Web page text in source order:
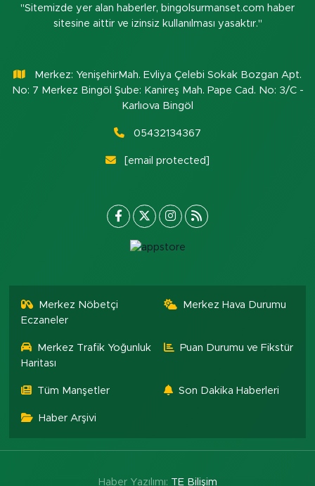
"Sitemizde yer alan haberler, bingolsurmanset.com haber
sitesine aittir ve izinsiz kullanılması yasaktır."
Merkez: YenişehirMah. Evliya Çelebi Sokak Bozgan Apt.
No: 7 Merkez Bingöl Şube: Kanireş Mah. Pape Cad. No: 3/C -
Karlıova Bingöl
05432134367
[email protected]
Merkez Nöbetçi
Eczaneler
Merkez Hava Durumu
Merkez Trafik Yoğunluk
Haritası
Puan Durumu ve Fikstür
Tüm Manşetler Son Dakika Haberleri
Haber Arşivi
Haber Yazılımı: TE Bilişim